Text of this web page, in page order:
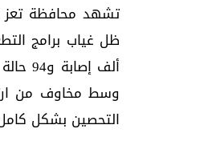
تشهد محافظة تعز
ألف
وسط مخاوف من
التحصين بشكل